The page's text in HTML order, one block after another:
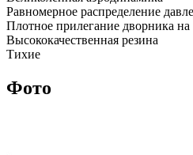
Равномерное распределение
Плотное прилегание дворника на
Высококачественная резина
Тихие
Фото